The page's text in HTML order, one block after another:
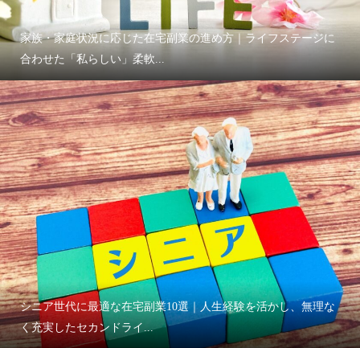
家族・家庭状況に応じた在宅副業の進め方｜ライフステージに
合わせた「私らしい」柔軟...
シニア世代に最適な在宅副業10選｜人生経験を活かし、無理な
く充実したセカンドライ...